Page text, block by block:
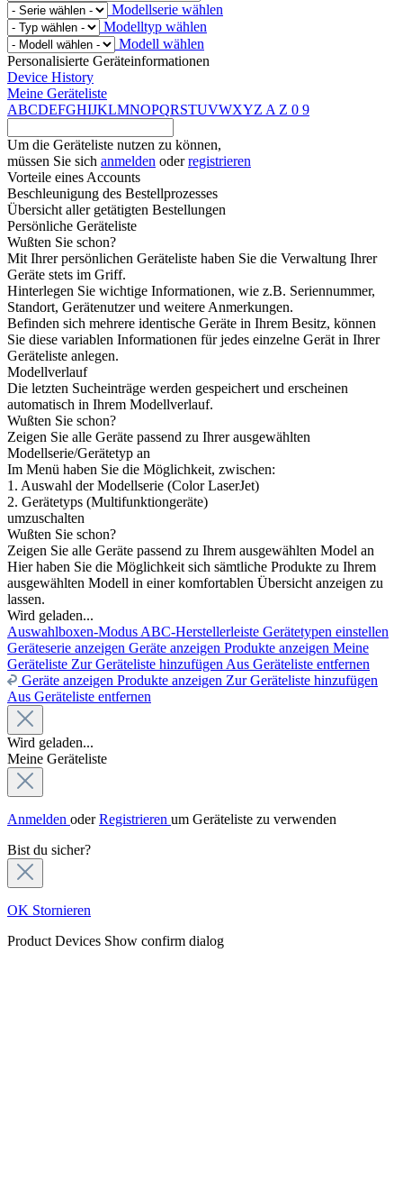
Modellserie wählen
Modelltyp wählen
Modell wählen
Personalisierte Geräteinformationen
Device History
Meine Geräteliste
ABCDEFGHIJKLMNOPQRSTUVWXYZ A Z 0 9
Um die Geräteliste nutzen zu können,
müssen Sie sich anmelden oderregistrieren
Vorteile eines Accounts
Beschleunigung des Bestellprozesses
Übersicht aller getätigten Bestellungen
Persönliche Geräteliste
Wußten Sie schon?
Mit Ihrer persönlichen Geräteliste haben Sie die Verwaltung Ihrer
Geräte stets im Griff.
Hinterlegen Sie wichtige Informationen, wie z.B. Seriennummer,
Standort, Gerätenutzer und weitere Anmerkungen.
Befinden sich mehrere identische Geräte in Ihrem Besitz, können
Sie diese variablen Informationen für jedes einzelne Gerät in Ihrer
Geräteliste anlegen.
Modellverlauf
Die letzten Sucheinträge werden gespeichert und erscheinen
automatisch in Ihrem Modellverlauf.
Wußten Sie schon?
Zeigen Sie alle Geräte passend zu Ihrer ausgewählten
Modellserie/Gerätetyp an
Im Menü haben Sie die Möglichkeit, zwischen:
1. Auswahl der Modellserie (Color LaserJet)
2. Gerätetyps (Multifunktiongeräte)
umzuschalten
Wußten Sie schon?
Zeigen Sie alle Geräte passend zu Ihrem ausgewählten Model an
Hier haben Sie die Möglichkeit sich sämtliche Produkte zu Ihrem
ausgewählten Modell in einer komfortablen Übersicht anzeigen zu
lassen.
Wird geladen...
Auswahlboxen-Modus ABC-Herstellerleiste Gerätetypen einstellen
Geräteserie anzeigen Geräte anzeigen Produkte anzeigen Meine
Geräteliste Zur Geräteliste hinzufügen Aus Geräteliste entfernen
Geräte anzeigen Produkte anzeigen Zur Geräteliste hinzufügen
Aus Geräteliste entfernen
Wird geladen...
Meine Geräteliste
Anmelden oderRegistrieren um Geräteliste zu verwenden
Bist du sicher?
OK Stornieren
Product Devices Show confirm dialog